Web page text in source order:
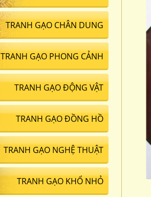
TRANH GẠO CHÂN DUNG
TRANH GẠO PHONG CẢNH
TRANH GẠO ĐỘNG VẬT
TRANH GẠO ĐỒNG HỒ
TRANH GẠO NGHỆ THUẬT
TRANH GẠO KHỔ NHỎ